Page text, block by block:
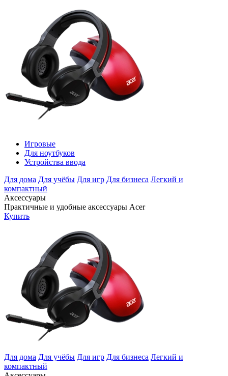
Игровые
Для ноутбуков
Устройства ввода
Для дома Для учёбы Для игр Для бизнеса Легкий и
компактный
Аксессуары
Практичные и удобные аксессуары Acer
Купить
Для дома Для учёбы Для игр Для бизнеса Легкий и
компактный